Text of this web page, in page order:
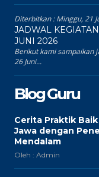
Diterbitkan :Minggu, 21
JADWAL
JUNI 2026
Berikut kami sampaikan
26 Juni...
Blog Guru
Cerita Praktik
Jawa dengan
Mendalam
Oleh : Admin